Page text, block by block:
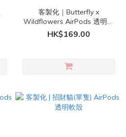
客製化｜Butterfly x
Wildflowers AirPods 透明軟
殻
HK$169.00